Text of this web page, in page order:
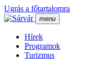
Ugrás a főtartalomra
menu
Hí­rek
Programok
Turizmus